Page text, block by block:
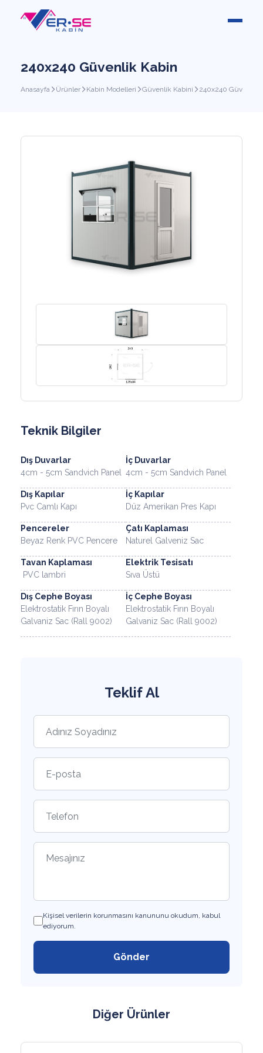
240x240 Güvenlik Kabin
Anasayfa Ürünler Kabin Modelleri Güvenlik Kabini 240x240 Güvenlik
Teknik Bilgiler
Dış Duvarlar
4cm - 5cm Sandvich Panel
İç Duvarlar
4cm - 5cm Sandvich Panel
Dış Kapılar
Pvc Camlı Kapı
İç Kapılar
Düz Amerikan Pres Kapı
Pencereler
Beyaz Renk PVC Pencere
Çatı Kaplaması
Naturel Galveniz Sac
Tavan Kaplaması
PVC lambri
Elektrik Tesisatı
Sıva Üstü
Dış Cephe Boyası
Elektrostatik Fırın Boyalı
Galvaniz Sac (Rall 9002)
İç Cephe Boyası
Elektrostatik Fırın Boyalı
Galvaniz Sac (Rall 9002)
Teklif Al
Kişisel verilerin korunmasını kanununu okudum, kabul
ediyorum.
Gönder
Diğer Ürünler